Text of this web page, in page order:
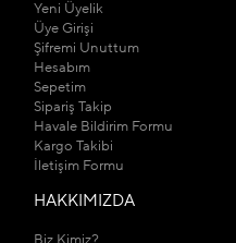
Yeni Üyelik
Üye Girişi
Şifremi Unuttum
Hesabım
Sepetim
Sipariş Takip
Havale Bildirim Formu
Kargo Takibi
İletişim Formu
HAKKIMIZDA
Biz Kimiz?